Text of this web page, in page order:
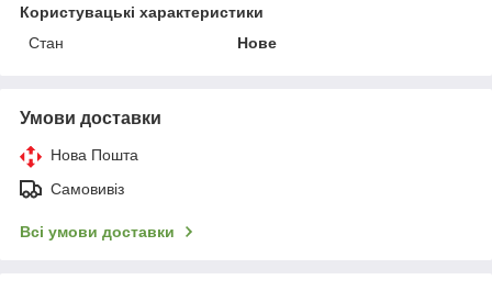
Користувацькі характеристики
Стан
Нове
Умови доставки
Нова Пошта
Самовивіз
Всі умови доставки